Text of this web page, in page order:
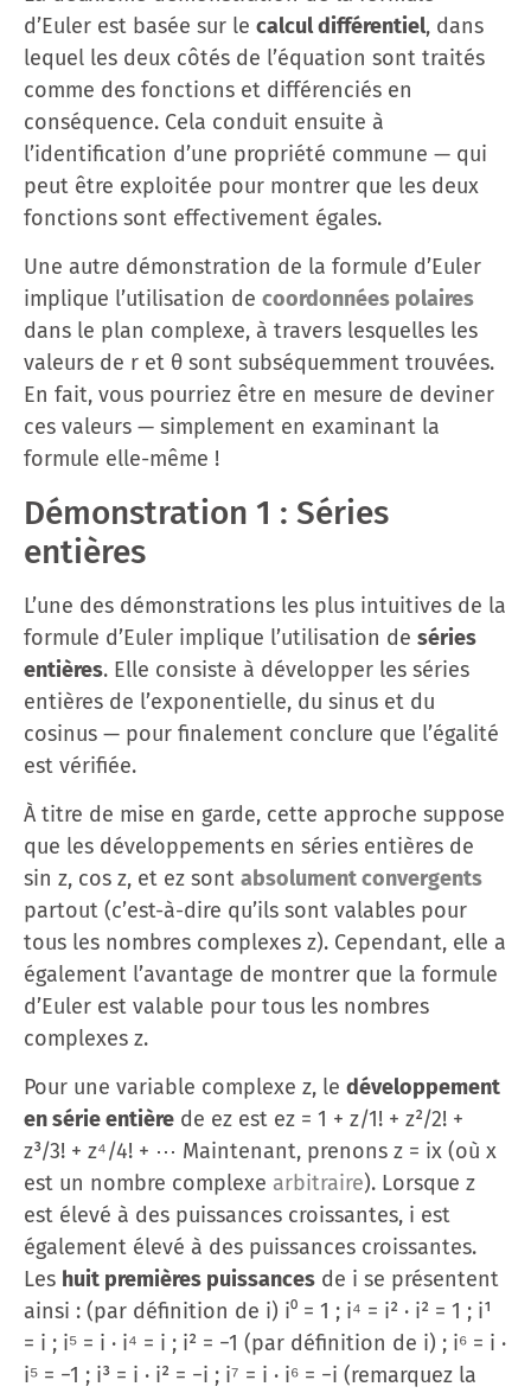
d’Euler est basée sur le calcul différentiel, dans
lequel les deux côtés de l’équation sont traités
comme des fonctions et différenciés en
conséquence. Cela conduit ensuite à
l’identification d’une propriété commune — qui
peut être exploitée pour montrer que les deux
fonctions sont effectivement égales.
Une autre démonstration de la formule d’Euler
implique l’utilisation de coordonnées polaires
dans le plan complexe, à travers lesquelles les
valeurs de r et θ sont subséquemment trouvées.
En fait, vous pourriez être en mesure de deviner
ces valeurs — simplement en examinant la
formule elle-même !
Démonstration 1 : Séries
entières
L’une des démonstrations les plus intuitives de la
formule d’Euler implique l’utilisation de séries
entières. Elle consiste à développer les séries
entières de l’exponentielle, du sinus et du
cosinus — pour finalement conclure que l’égalité
est vérifiée.
À titre de mise en garde, cette approche suppose
que les développements en séries entières de
sin z, cos z, et ez sont absolument convergents
partout (c’est-à-dire qu’ils sont valables pour
tous les nombres complexes z). Cependant, elle a
également l’avantage de montrer que la formule
d’Euler est valable pour tous les nombres
complexes z.
Pour une variable complexe z, le développement
en série entière de ez est ez = 1 + z/1! + z²/2! +
z³/3! + z⁴/4! + ⋯ Maintenant, prenons z = ix (où x
est un nombre complexe arbitraire). Lorsque z
est élevé à des puissances croissantes, i est
également élevé à des puissances croissantes.
Les huit premières puissances de i se présentent
ainsi : (par définition de i) i⁰ = 1 ; i⁴ = i² · i² = 1 ; i¹
= i ; i⁵ = i · i⁴ = i ; i² = −1 (par définition de i) ; i⁶ = i ·
i⁵ = −1 ; i³ = i · i² = −i ; i⁷ = i · i⁶ = −i (remarquez la